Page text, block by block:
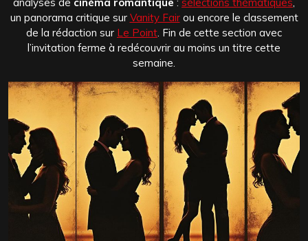
analyses de cinéma romantique : sélections thématiques,
un panorama critique sur Vanity Fairou encore le classement
de la rédaction sur Le Point. Fin de cette section avec
l’invitation ferme à redécouvrir au moins un titre cette
semaine.